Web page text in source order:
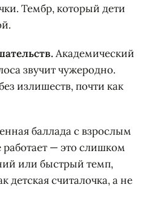
Тембр, который дети
Академический
звучит чужеродно.
излишеств, почти как
баллада с взрослым
— это слишком
или быстрый темп,
детская считалочка, а не